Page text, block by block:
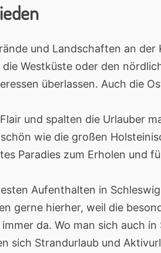
und Landschaften an
Westküste oder den
überlassen. Auch die
und spalten die Urlauber
wie die großen
Paradies zum Erholen und
Aufenthalten in
gerne hierher, weil die
da. Wo man sich auch
sich Strandurlaub und